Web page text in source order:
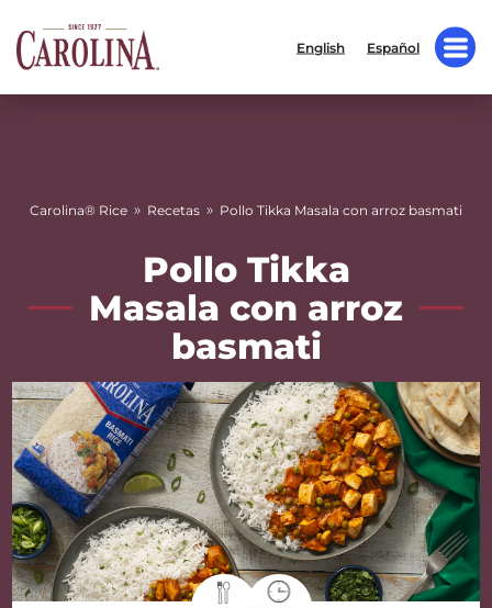
English Español
Carolina® Rice » Recetas » Pollo Tikka Masala con arroz basmati
Pollo Tikka
Masala con arroz
basmati